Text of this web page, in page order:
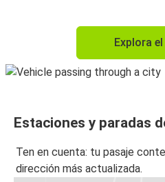
Explora
Estaciones y paradas
Ten en cuenta: tu pasaje
dirección más actualizada.